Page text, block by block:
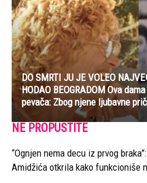
DO SMRTI JU JE VOLEO
HODAO BEOGRADOM Ova
pevača: Zbog njene ljubavne
NE PROPUSTITE
“Ognjen nema decu iz prvog
Amidžića otkrila kako funkcioniše